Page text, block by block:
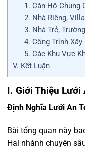
1. Căn Hộ Chung
2. Nhà Riêng,
3. Nhà Trẻ,
4. Công Trình
5. Các Khu Vực
V. Kết Luận
I. Giới Thiệu Lưới
Định Nghĩa Lưới An
Bài tổng quan này
Hai nhánh chuyên